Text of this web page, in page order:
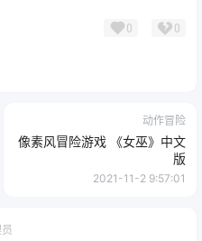
0 0
动作冒险
像素风冒险游戏 《女巫》中文
版
2021-11-2 9:57:01